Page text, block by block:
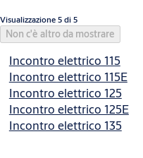
Visualizzazione 5 di 5
Non c'è altro da mostrare
Incontro elettrico 115
Incontro elettrico 115E
Incontro elettrico 125
Incontro elettrico 125E
Incontro elettrico 135